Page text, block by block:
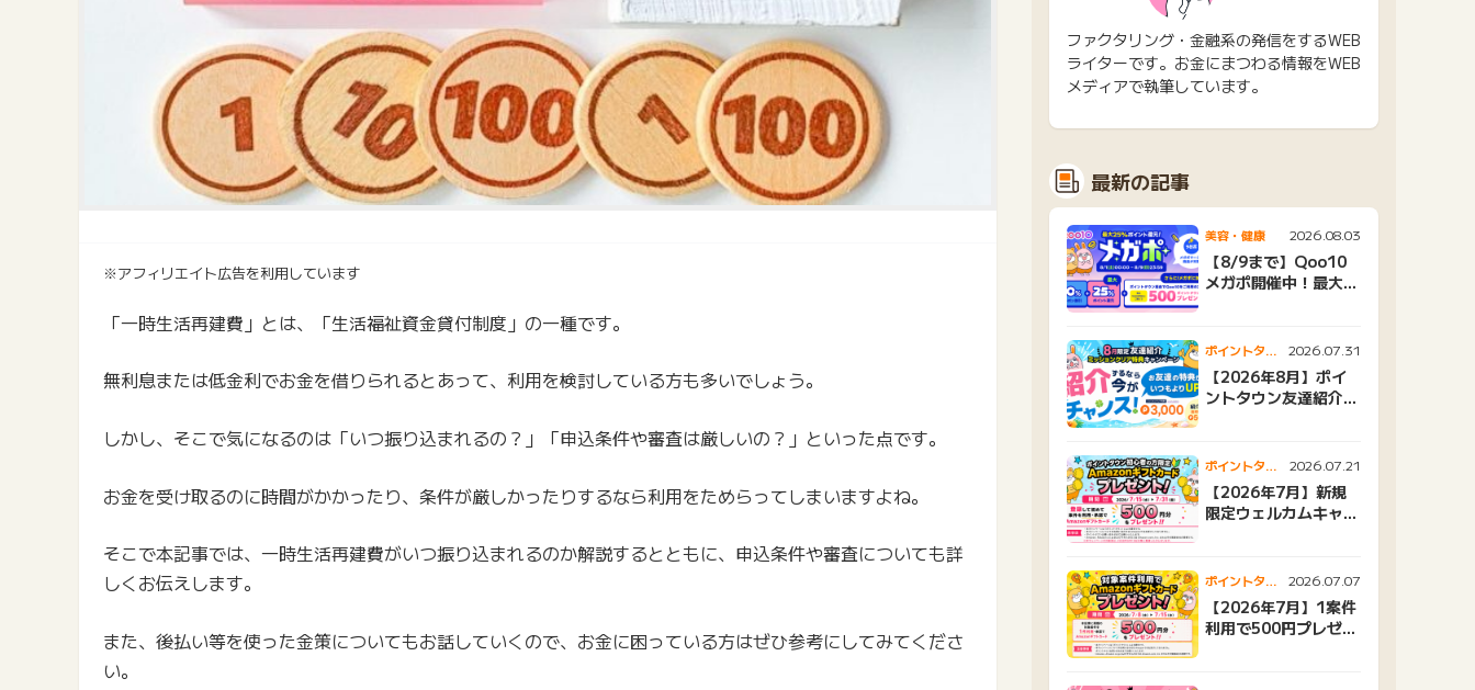
※アフィリエイト広告を利用しています
「一時生活再建費」とは、「生活福祉資金貸付制度」の一種です。
無利息または低金利でお金を借りられるとあって、利用を検討している方も多いでしょう。
しかし、そこで気になるのは「いつ振り込まれるの？」「申込条件や審査は厳しいの？」といった点です。
お金を受け取るのに時間がかかったり、条件が厳しかったりするなら利用をためらってしまいますよね。
そこで本記事では、一時生活再建費がいつ振り込まれるのか解説するとともに、申込条件や審査についても詳
しくお伝えします。
また、後払い等を使った金策についてもお話していくので、お金に困っている方はぜひ参考にしてみてくださ
い。
ファクタリング・金融系の発信をするWEB
ライターです。お金にまつわる情報をWEB
メディアで執筆しています。
最新の記事
美容・健康 2026.08.03
【8/9まで】Qoo10
メガポ開催中！最大
ポイントタウ
ンニュース
2026.07.31
【2026年8月】ポイ
ントタウン友達紹介キ
ポイントタウ
ンニュース
2026.07.21
【2026年7月】新規
限定ウェルカムキャン
ポイントタウ
ンニュース
2026.07.07
【2026年7月】1案件
利用で500円プレゼン